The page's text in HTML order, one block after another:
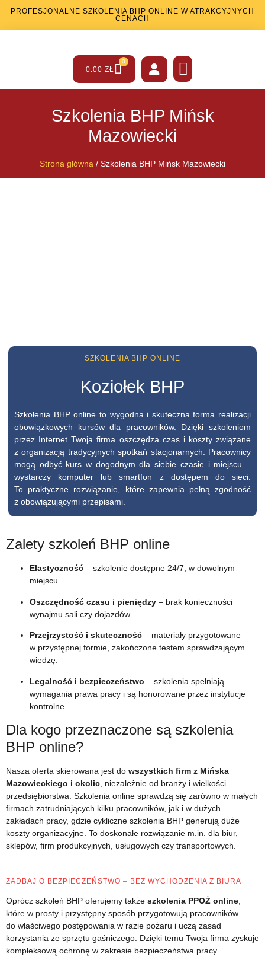
PROFESJONALNE SZKOLENIA BHP ONLINE W ATRAKCYJNYCH
CENACH
0.00ZŁ
0
Szkolenia BHP Mińsk
Mazowiecki
Strona główna / Szkolenia BHP Mińsk Mazowiecki
SZKOLENIA BHP ONLINE
Koziołek BHP
Szkolenia BHP online to wygodna i skuteczna forma realizacji
obowiązkowych kursów dla pracowników. Dzięki szkoleniom
przez Internet Twoja firma oszczędza czas i koszty związane
z organizacją tradycyjnych spotkań stacjonarnych. Pracownicy
mogą odbyć kurs w dogodnym dla siebie czasie i miejscu –
wystarczy komputer lub smartfon z dostępem do sieci.
To praktyczne rozwiązanie, które zapewnia pełną zgodność
z obowiązującymi przepisami.
Zalety szkoleń BHP online
Elastyczność – szkolenie dostępne 24/7, w dowolnym
miejscu.
Oszczędność czasu i pieniędzy – brak konieczności
wynajmu sali czy dojazdów.
Przejrzystość i skuteczność – materiały przygotowane
w przystępnej formie, zakończone testem sprawdzającym
wiedzę.
Legalność i bezpieczeństwo – szkolenia spełniają
wymagania prawa pracy i są honorowane przez instytucje
kontrolne.
Dla kogo przeznaczone są szkolenia
BHP online?
Nasza oferta skierowana jest do wszystkich firm z Mińska
Mazowieckiego i okolic , niezależnie od branży i wielkości
przedsiębiorstwa. Szkolenia online sprawdzą się zarówno w małych
firmach zatrudniających kilku pracowników, jak i w dużych
zakładach pracy, gdzie cykliczne szkolenia BHP generują duże
koszty organizacyjne. To doskonałe rozwiązanie m.in. dla biur,
sklepów, firm produkcyjnych, usługowych czy transportowych.
ZADBAJ O BEZPIECZEŃSTWO – BEZ WYCHODZENIA Z BIURA
Oprócz szkoleń BHP oferujemy także szkolenia PPOŻ online,
które w prosty i przystępny sposób przygotowują pracowników
do właściwego postępowania w razie pożaru i uczą zasad
korzystania ze sprzętu gaśniczego. Dzięki temu Twoja firma zyskuje
kompleksową ochronę w zakresie bezpieczeństwa pracy.